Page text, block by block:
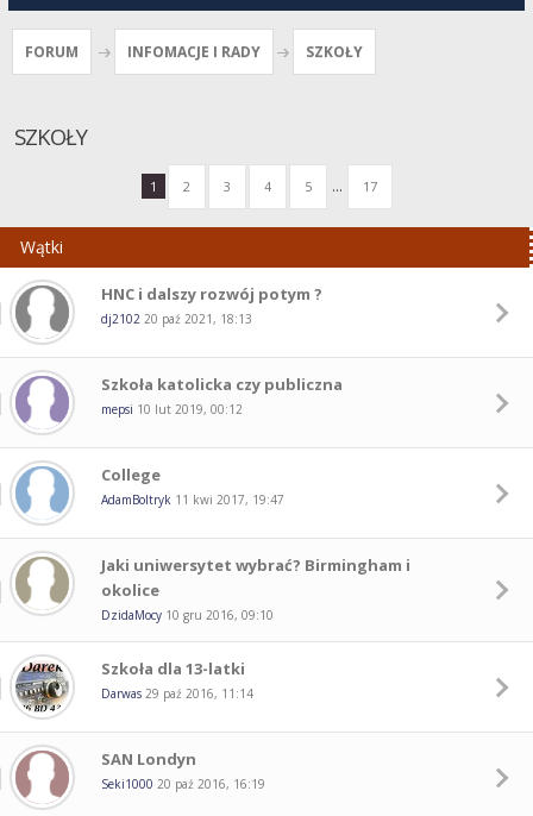
FORUM INFOMACJE I RADY SZKOŁY
SZKOŁY
1 2 3 4 5 ... 17
Wątki
HNC i dalszy rozwój potym ?
dj2102 20 paź 2021, 18:13
Szkoła katolicka czy publiczna
mepsi 10 lut 2019, 00:12
College
AdamBoltryk 11 kwi 2017, 19:47
Jaki uniwersytet wybrać? Birmingham i
okolice
DzidaMocy 10 gru 2016, 09:10
Szkoła dla 13-latki
Darwas 29 paź 2016, 11:14
SAN Londyn
Seki1000 20 paź 2016, 16:19